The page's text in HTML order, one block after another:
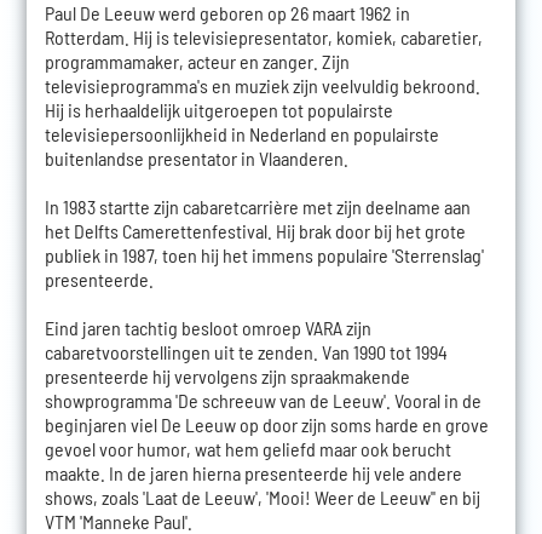
Paul De Leeuw werd geboren op 26 maart 1962 in
Rotterdam. Hij is televisiepresentator, komiek, cabaretier,
programmamaker, acteur en zanger. Zijn
televisieprogramma's en muziek zijn veelvuldig bekroond.
Hij is herhaaldelijk uitgeroepen tot populairste
televisiepersoonlijkheid in Nederland en populairste
buitenlandse presentator in Vlaanderen.
In 1983 startte zijn cabaretcarrière met zijn deelname aan
het Delfts Camerettenfestival. Hij brak door bij het grote
publiek in 1987, toen hij het immens populaire 'Sterrenslag'
presenteerde.
Eind jaren tachtig besloot omroep VARA zijn
cabaretvoorstellingen uit te zenden. Van 1990 tot 1994
presenteerde hij vervolgens zijn spraakmakende
showprogramma 'De schreeuw van de Leeuw'. Vooral in de
beginjaren viel De Leeuw op door zijn soms harde en grove
gevoel voor humor, wat hem geliefd maar ook berucht
maakte. In de jaren hierna presenteerde hij vele andere
shows, zoals 'Laat de Leeuw', 'Mooi! Weer de Leeuw'' en bij
VTM 'Manneke Paul'.